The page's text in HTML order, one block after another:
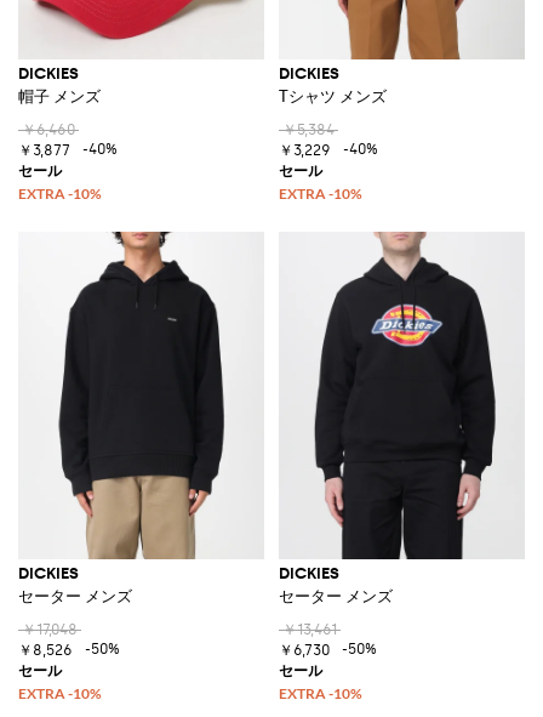
DICKIES
帽子 メンズ
￥6,460
￥3,877
-40%
DICKIES
Tシャツ メンズ
￥5,384
￥3,229
-40%
DICKIES
セーター メンズ
￥17,048
￥8,526
-50%
DICKIES
セーター メンズ
￥13,461
￥6,730
-50%